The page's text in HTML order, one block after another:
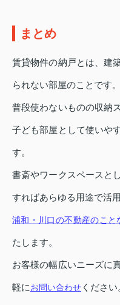
まとめ
賃貸物件の納戸とは、建
られない部屋のことです。
普段使わないものの収納
子ども部屋として使いや
す。
書斎やワークスペースと
すればあらゆる用途で活
浦和・川口の不動産のこと
たします。
お客様の幅広いニーズに
軽にお問い合わせ ください